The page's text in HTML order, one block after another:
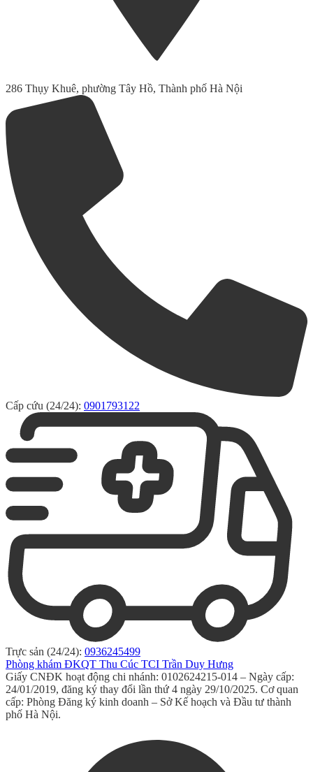
286 Thụy Khuê, phường Tây Hồ, Thành phố Hà Nội
Cấp cứu (24/24): 0901793122
Trực sản (24/24): 0936245499
Phòng khám ĐKQT Thu Cúc TCI Trần Duy Hưng
Giấy CNĐK hoạt động chi nhánh: 0102624215-014 – Ngày cấp:
24/01/2019, đăng ký thay đổi lần thứ 4 ngày 29/10/2025. Cơ quan
cấp: Phòng Đăng ký kinh doanh – Sở Kế hoạch và Đầu tư thành
phố Hà Nội.